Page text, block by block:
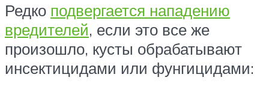
Редко подвергается нападению
вредителей, если это все же
произошло, кусты обрабатывают
инсектицидами или фунгицидами: